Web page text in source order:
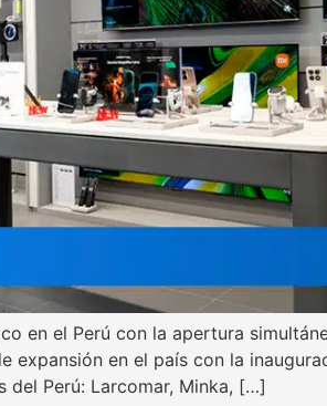
en el Perú con la apertura
expansión en el país con la
del Perú: Larcomar, Minka, […]